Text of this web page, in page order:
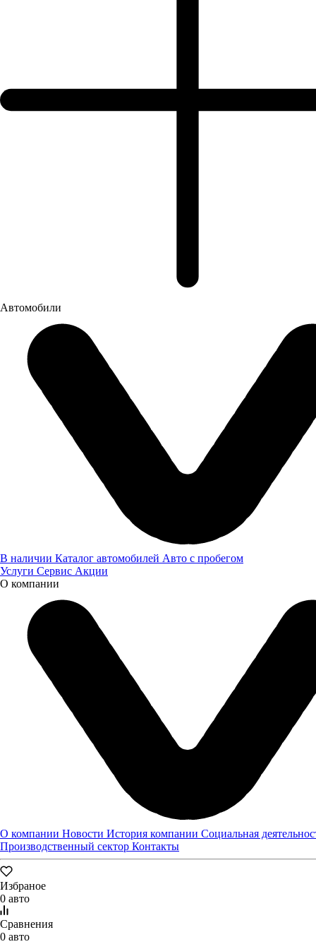
Автомобили
В наличии Каталог автомобилей Авто с пробегом
Услуги Сервис Акции
О компании
О компании Новости История компании Социальная
Производственный сектор Контакты
Избраное
0 авто
Сравнения
0 авто
Построить маршрут
Пн-Пт: 08:00-20:00, Выходные: 08:00-18:00
8 (800) 505 61 77
Авто с пробегом в Казани
Казань, Полимэкс, 3
Построить маршрут
Пн-Вс: 08:00-20:00